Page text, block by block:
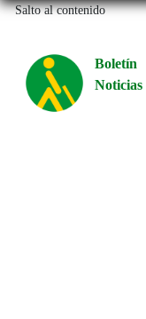
Salto al contenido
Boletín